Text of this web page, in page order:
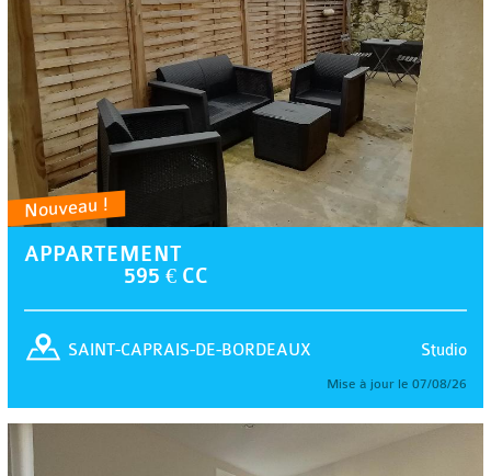
Nouveau !
APPARTEMENT
595 € CC
Studio
SAINT-CAPRAIS-DE-BORDEAUX
Mise à jour le 07/08/26